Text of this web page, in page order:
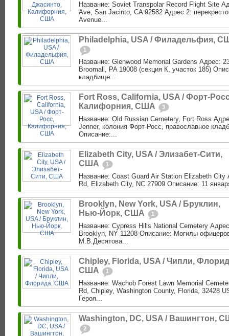
Название: Soviet Transpolar Record Flight Site
Ave, San Jacinto, CA 92582 Адрес 2:
Avenue...
Philadelphia, USA / Филадельфия,
1
Название: Glenwood Memorial Gardens Адрес:
Broomall, PA 19008 (секция К, участок 185)
кладбище...
Fort Ross, California, USA / Форт-
Калифорния, США
3
Название: Old Russian Cemetery, Fort Ross
Jenner, колония Форт-Росс, православное
Описание:...
Elizabeth City, USA / Элизабет-Сити,
США
1
Название: Coast Guard Air Station Elizabeth
Rd, Elizabeth City, NC 27909 Описание: 11
Brooklyn, New York, USA / Бруклин,
Нью-Йорк, США
1
Название: Cypress Hills National Cemetery
Brooklyn, NY 11208 Описание: Могилы
М.В.Десятова...
Chipley, Florida, USA / Чипли,
США
1
Название: Wachob Forest Lawn Memorial
Rd, Chipley, Washington County, Florida, 32428
Героя...
Washington, DC, USA / Вашингтон,
2